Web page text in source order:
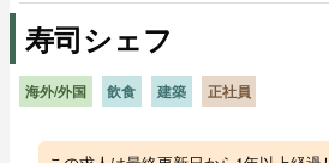
雇用形態で探す
寿司シェフ
海外/外国 飲食 建築 正社員